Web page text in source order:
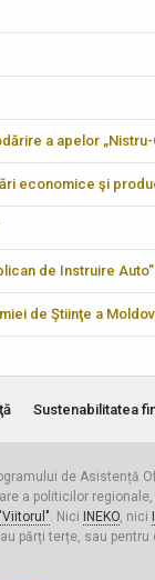
a apelor „Nistru-
economice şi
de Instruire Auto”
de Ştiinţe a
Sustenabilitatea
de Asistență
a politicilor
"Viitorul". Nici INEKO, nici
părți terțe, sau pentru